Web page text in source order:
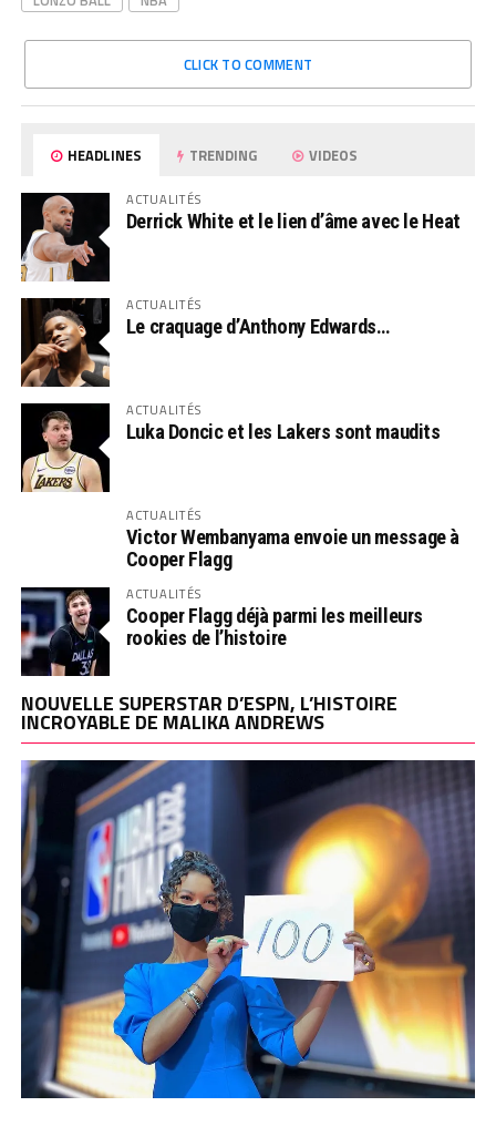
CLICK TO COMMENT
HEADLINES TRENDING VIDEOS
ACTUALITÉS
Derrick White et le lien d’âme avec le Heat
ACTUALITÉS
Le craquage d’Anthony Edwards…
ACTUALITÉS
Luka Doncic et les Lakers sont maudits
ACTUALITÉS
Victor Wembanyama envoie un message à
Cooper Flagg
ACTUALITÉS
Cooper Flagg déjà parmi les meilleurs
rookies de l’histoire
NOUVELLE SUPERSTAR D’ESPN, L’HISTOIRE
INCROYABLE DE MALIKA ANDREWS